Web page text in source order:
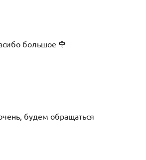
большое 🌹
будем обращаться